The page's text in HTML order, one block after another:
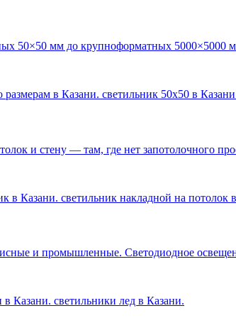
50×50 мм до крупноформатных
в Казани. светильник 50х50 в
и стену — там, где нет запотолочного
в Казани. светильник накладной на потолок
и промышленные. Светодиодное
Казани. светильники лед в Казани.